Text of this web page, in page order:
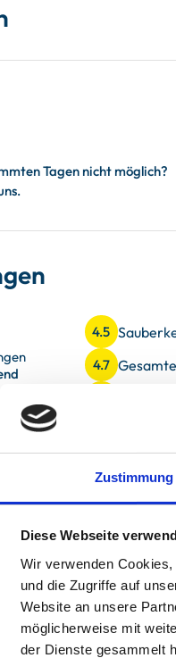
Zustimmung
Diese Webseite
Wir verwenden
und die Zugriffe auf
Website an unsere
möglicherweise mit
der Dienste gesammelt
4.5
4.7
da gibt’s nichts
war sauber und
abstellfläche und nur
was wir mit Kindern nicht
der
man schlafen
der
komplett rumlaufen was
Urlaub dort wie immer